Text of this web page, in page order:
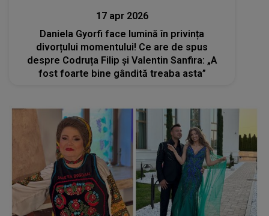
17 apr 2026
Daniela Gyorfi face lumină în privința
divorțului momentului! Ce are de spus
despre Codruța Filip și Valentin Sanfira: „A
fost foarte bine gândită treaba asta”